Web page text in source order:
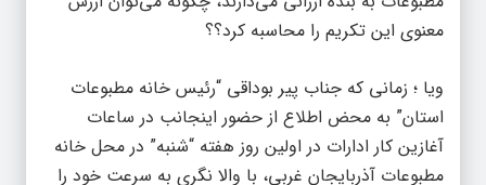
معنوی این تکریم را محاسبه کرد؟؟
ویا ؛ زمانی که جناب پیر بوداقی “رئیس خانه مطبوعات
استان” به محض اطلاع از حضور اینجانب در ساعات
آغازین کار ادارات در اولین روز هفته “شنبه” در محل خانه
مطبوعات آذربایجان غربی، با والا نگری به سرعت خود را